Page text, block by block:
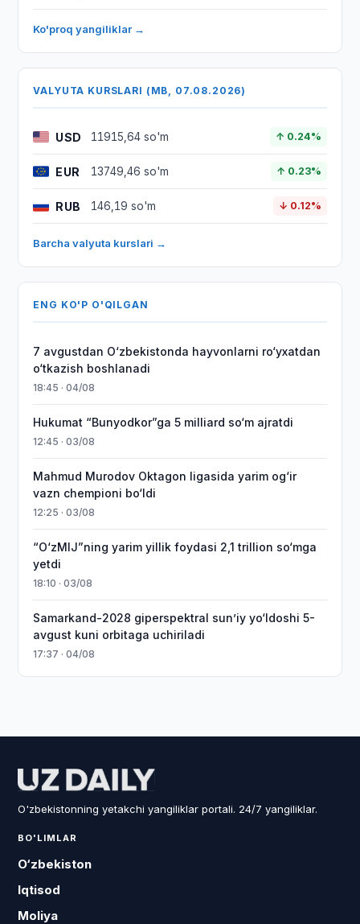
Ko'proq yangiliklar →
VALYUTA KURSLARI (MB, 07.08.2026)
USD 11915,64 so'm ↑ 0.24%
EUR 13749,46 so'm ↑ 0.23%
RUB 146,19 so'm ↓ 0.12%
Barcha valyuta kurslari →
ENG KO'P O'QILGAN
7 avgustdan O‘zbekistonda hayvonlarni ro‘yxatdan
o‘tkazish boshlanadi
18:45 · 04/08
Hukumat “Bunyodkor”ga 5 milliard so‘m ajratdi
12:45 · 03/08
Mahmud Murodov Oktagon ligasida yarim og‘ir
vazn chempioni bo‘ldi
12:25 · 03/08
“O‘zMIJ”ning yarim yillik foydasi 2,1 trillion so‘mga
yetdi
18:10 · 03/08
Samarkand-2028 giperspektral sun’iy yo‘ldoshi 5-
avgust kuni orbitaga uchiriladi
17:37 · 04/08
O'zbekistonning yetakchi yangiliklar portali. 24/7 yangiliklar.
BO'LIMLAR
O‘zbekiston
Iqtisod
Moliya